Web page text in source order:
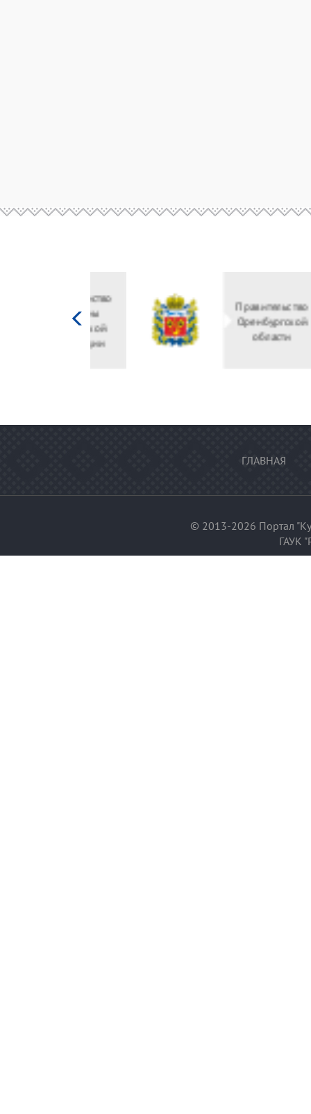
Министерство
культуры
Российской
федерации
ГЛАВНАЯ
© 2013-2026 Портал
ГАУК